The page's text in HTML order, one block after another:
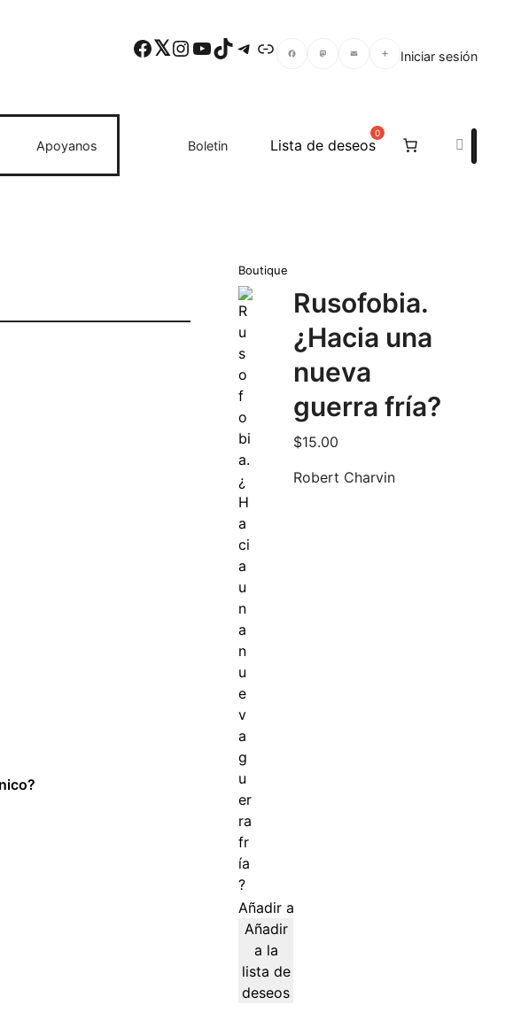
Facebook Twitter Instagram YouTube TikTok Telegram Enlace Iniciar sesión
Apoyanos Boletin Lista de deseos
Boutique
Añadir al carrito
Añadir
a la
lista de
deseos
Rusofobia.
¿Hacia una
nueva
guerra fría?
$15.00
Robert Charvin